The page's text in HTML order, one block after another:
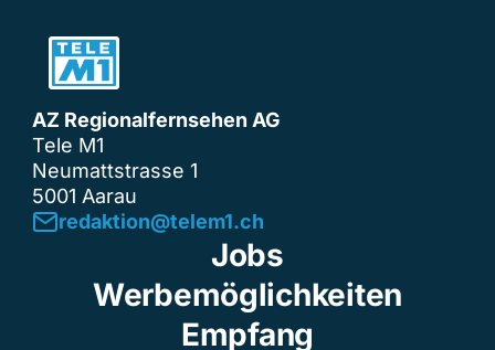
AZ Regionalfernsehen AG
Tele M1
Neumattstrasse 1
5001 Aarau
redaktion@telem1.ch
Jobs
Werbemöglichkeiten
Empfang